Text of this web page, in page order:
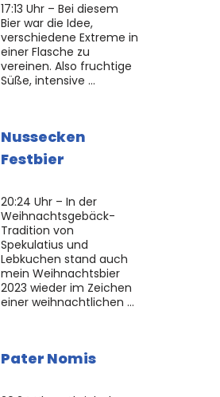
17:13 Uhr – Bei diesem
Bier war die Idee,
verschiedene Extreme in
einer Flasche zu
vereinen. Also fruchtige
Süße, intensive …
Nussecken
Festbier
20:24 Uhr – In der
Weihnachtsgebäck-
Tradition von
Spekulatius und
Lebkuchen stand auch
mein Weihnachtsbier
2023 wieder im Zeichen
einer weihnachtlichen …
Pater Nomis